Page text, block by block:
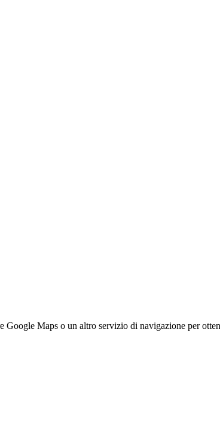
Maps o un altro servizio di navigazione per